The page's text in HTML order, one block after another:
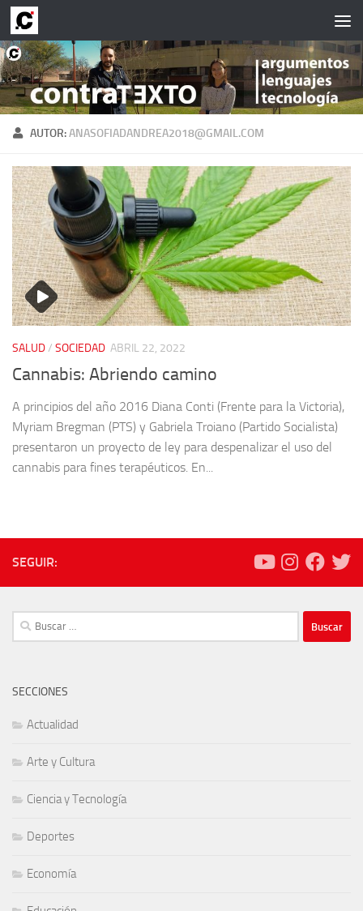
Saltar al contenido
AUTOR:ANASOFIADANDREA2018@GMAIL.COM
SALUD/ SOCIEDAD ABRIL 22, 2022
Cannabis: Abriendo camino
A principios del año 2016 Diana Conti (Frente para la Victoria),
Myriam Bregman (PTS) y Gabriela Troiano (Partido Socialista)
presentaron un proyecto de ley para despenalizar el uso del
cannabis para fines terapéuticos. En...
SEGUIR:
Buscar:
SECCIONES
Actualidad
Arte y Cultura
Ciencia y Tecnología
Deportes
Economía